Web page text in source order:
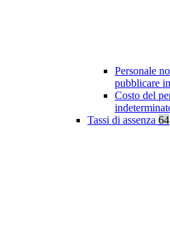
Personale
pubblicare
Costo del
Tassi di assenza 64